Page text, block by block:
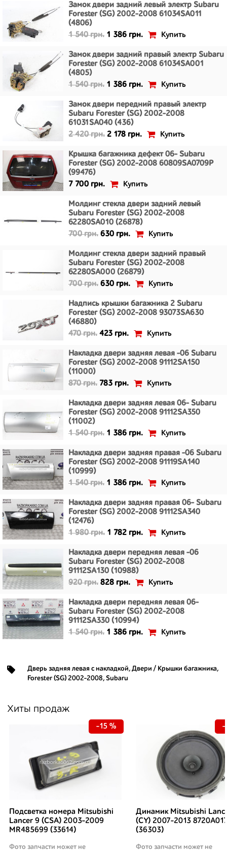
Замок двери задний левый электр Subaru
Forester (SG) 2002-2008 61034SA011
(4806)
1 540 грн. 1 386 грн. Купить
Замок двери задний правый электр Subaru
Forester (SG) 2002-2008 61034SA001
(4805)
1 540 грн. 1 386 грн. Купить
Замок двери передний правый электр
Subaru Forester (SG) 2002-2008
61031SA040 (436)
2 420 грн. 2 178 грн. Купить
Крышка багажника дефект 06- Subaru
Forester (SG) 2002-2008 60809SA0709P
(99476)
7 700 грн.
Купить
Молдинг стекла двери задний левый
Subaru Forester (SG) 2002-2008
62280SA010 (26878)
700 грн. 630 грн. Купить
Молдинг стекла двери задний правый
Subaru Forester (SG) 2002-2008
62280SA000 (26879)
700 грн. 630 грн. Купить
Надпись крышки багажника 2 Subaru
Forester (SG) 2002-2008 93073SA630
(46880)
470 грн. 423 грн. Купить
Накладка двери задняя левая -06 Subaru
Forester (SG) 2002-2008 91112SA150
(11000)
870 грн. 783 грн. Купить
Накладка двери задняя левая 06- Subaru
Forester (SG) 2002-2008 91112SA350
(11002)
1 540 грн. 1 386 грн. Купить
Накладка двери задняя правая -06 Subaru
Forester (SG) 2002-2008 91119SA140
(10999)
1 540 грн. 1 386 грн. Купить
Накладка двери задняя правая 06- Subaru
Forester (SG) 2002-2008 91112SA340
(12476)
1 980 грн. 1 782 грн. Купить
Накладка двери передняя левая -06
Subaru Forester (SG) 2002-2008
91112SA130 (10988)
920 грн. 828 грн. Купить
Накладка двери передняя левая 06-
Subaru Forester (SG) 2002-2008
91112SA330 (10994)
1 540 грн. 1 386 грн. Купить
Дверь задняя левая с накладкой, Двери / Крышки багажника,
Forester (SG) 2002-2008, Subaru
Хиты продаж
Подсветка номера Mitsubishi
Lancer 9 (CSA) 2003-2009
MR485699 (33614)
Фото запчасти может не
-15 %
Динамик Mitsubishi
(CY) 2007-2013
(36303)
Фото запчасти может не
-